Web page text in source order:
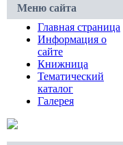
Меню сайта
Главная страница
Информация о
сайте
Книжница
Тематический
каталог
Галерея